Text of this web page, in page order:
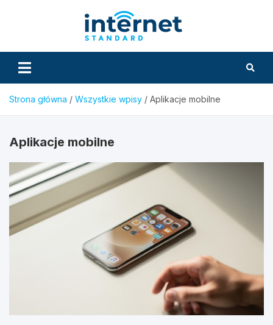
Strona główna Wszystkie wpisy Aplikacje mobilne
Aplikacje mobilne